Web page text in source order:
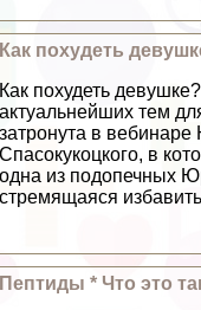
Как похудеть
Как похудеть
актуальнейших тем
затронута в
Спасокукоцкого, в
одна из подопечных
стремящаяся
Пептиды * Что это